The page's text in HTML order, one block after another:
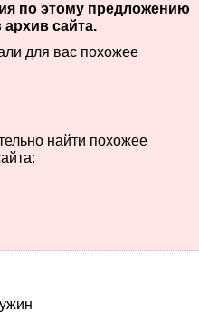
по этому предложению
архив сайта.
для вас похожее
найти похожее